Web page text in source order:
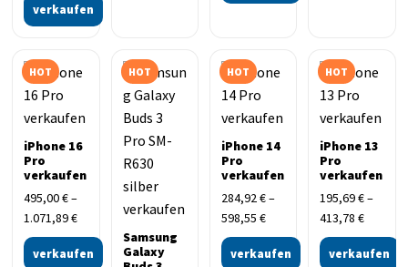
verkaufen
HOT
iPhone 16
Pro
verkaufen
495,00€–
1.071,89€
verkaufen
HOT
Samsung
Galaxy
HOT
iPhone 14
Pro
verkaufen
284,92 €–
598,55 €
verkaufen
HOT
iPhone 13
Pro
verkaufen
195,69€–
413,78€
verkaufen